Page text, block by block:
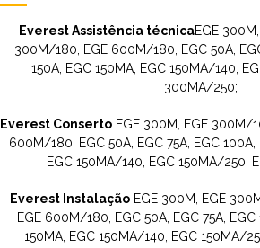
Everest Assistência técnicaEGE
300M/180, EGE 600M/180, EGC 50A,
150A, EGC 150MA, EGC 150MA/140,
300MA/250;
Everest Conserto EGE 300M, EGE 300M/
600M/180, EGC 50A, EGC 75A, EGC 100A,
EGC 150MA/140, EGC 150MA/250,
Everest Instalação EGE 300M, EGE
EGE 600M/180, EGC 50A, EGC 75A, EGC
150MA, EGC 150MA/140, EGC 150MA/